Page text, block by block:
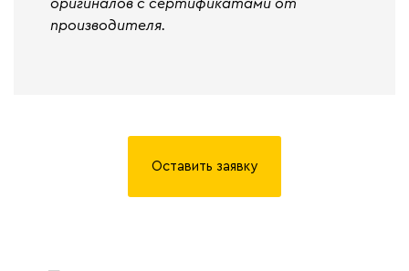
оригиналов с сертификатами от
производителя.
Оставить заявку